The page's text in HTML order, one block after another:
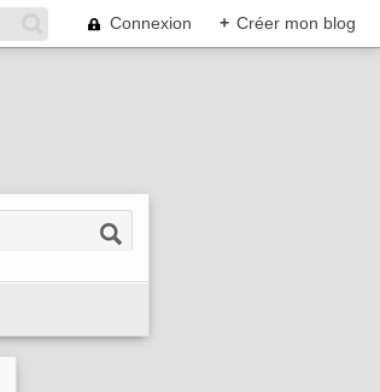
Connexion + Créer mon blog